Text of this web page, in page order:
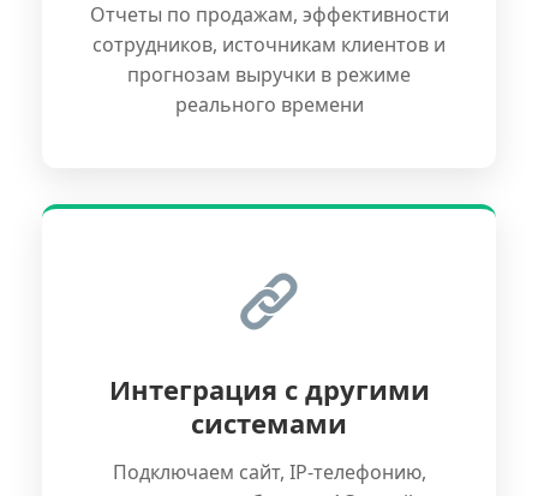
Отчеты по продажам, эффективности
сотрудников, источникам клиентов и
прогнозам выручки в режиме
реального времени
Интеграция с другими
системами
Подключаем сайт, IP-телефонию,